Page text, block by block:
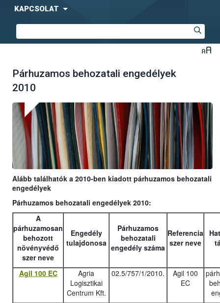
KAPCSOLAT
Párhuzamos behozatali engedélyek
2010
Alább találhatók a 2010-ben kiadott párhuzamos behozatali
engedélyek
Párhuzamos behozatali engedélyek 2010:
A
párhuzamosan
behozott
növényvédő
szer neve
Engedély
tulajdonosa
Párhuzamos
behozatali
engedély száma
Referencia
szer neve
Agil 100 EC
Agria
Logisztikai
Centrum Kft.
02.5/757/1/2010.
Agil 100
EC